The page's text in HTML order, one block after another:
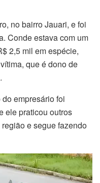
no bairro Jauari, e foi
Conde estava com um
2,5 mil em espécie,
que é dono de
empresário foi
ele praticou outros
e segue fazendo